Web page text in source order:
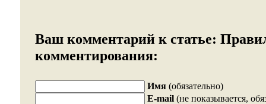
Ваш комментарий к статье:
комментирования:
Имя (обязательно)
E-mail (не показывается,